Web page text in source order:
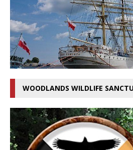
WOODLANDS WILDLIFE